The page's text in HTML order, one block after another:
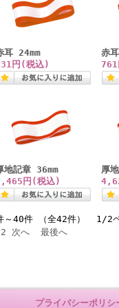
耳 24mm
円(税込)
赤
地記章 36mm
円(税込)
厚
～40件 （全42件） 1/2
2
次へ 最後へ
プライバシーポリシ